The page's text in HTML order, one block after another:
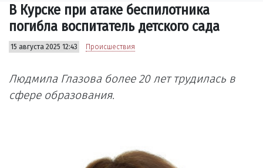
В Курске при атаке беспилотника
погибла воспитатель детского сада
15 августа 2025 12:43 Происшествия
Людмила Глазова более 20 лет трудилась в
сфере образования.